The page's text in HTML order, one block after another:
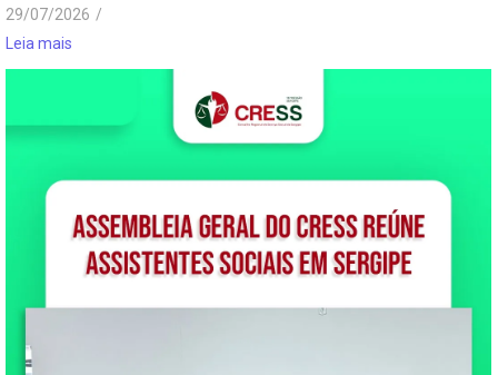
29/07/2026 /
Leia mais